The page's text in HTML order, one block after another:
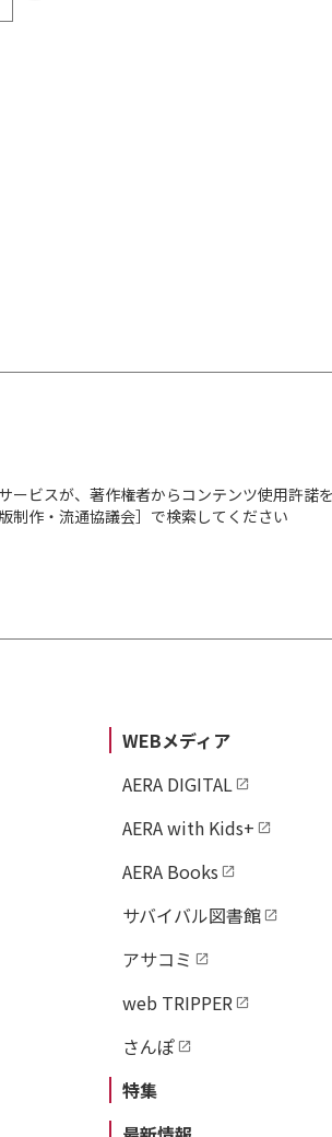
ビスが、著作権者からコンテンツ使用許諾
制作・流通協議会］で検索してください
WEBメディア
AERA DIGITAL
AERA with Kids+
AERA Books
サバイバル図書館
アサコミ
web TRIPPER
さんぽ
特集